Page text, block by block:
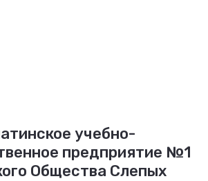
учебно-
предприятие №1
Общества Слепых